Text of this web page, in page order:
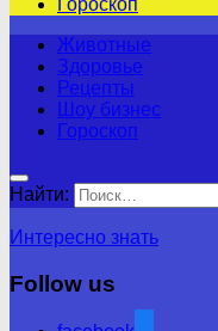
Гороскоп
Животные
Здоровье
Рецепты
Шоу бизнес
Гороскоп
Найти:
Интересно знать
Follow us